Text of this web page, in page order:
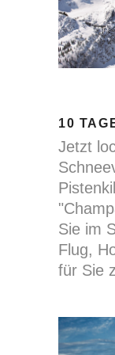
10
Jetzt
Sie im
Flug,
für Sie